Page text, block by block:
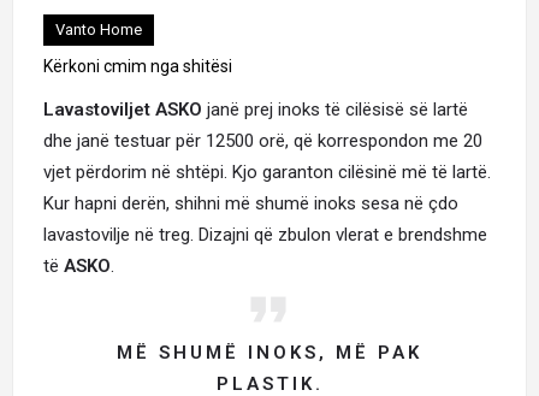
Vanto Home
Kërkoni cmim nga shitësi
Lavastoviljet ASKO janë prej inoks të cilësisë së lartë
dhe janë testuar për 12500 orë, që korrespondon me 20
vjet përdorim në shtëpi. Kjo garanton cilësinë më të lartë.
Kur hapni derën, shihni më shumë inoks sesa në çdo
lavastovilje në treg. Dizajni që zbulon vlerat e brendshme
të ASKO.
MË SHUMË INOKS , MË PAK
PLASTIK.